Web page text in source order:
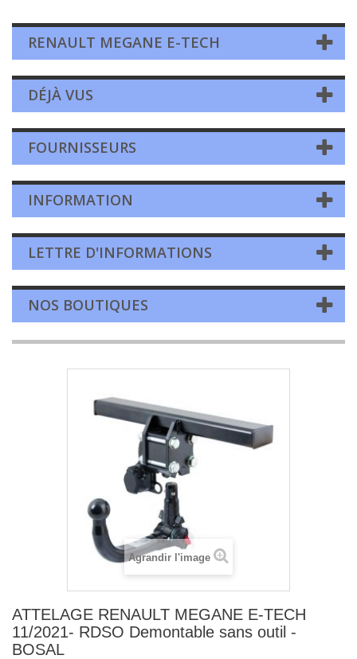
RENAULT MEGANE E-TECH
DÉJÀ VUS
FOURNISSEURS
INFORMATION
LETTRE D'INFORMATIONS
NOS BOUTIQUES
Agrandir l'image
ATTELAGE RENAULT MEGANE E-TECH
11/2021- RDSO Demontable sans outil -
BOSAL